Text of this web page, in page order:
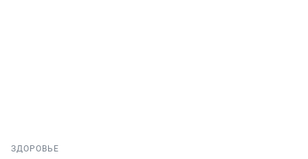
ЗДОРОВЬЕ